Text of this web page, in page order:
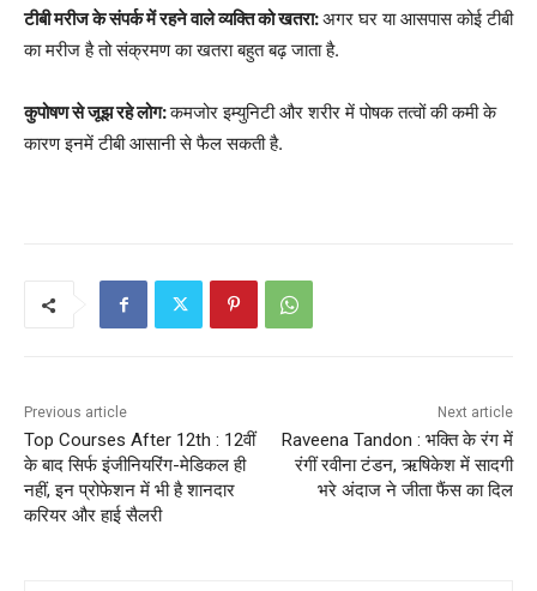
टीबी मरीज के संपर्क में रहने वाले व्यक्ति को खतरा:अगर घर या आसपास कोई टीबी
का मरीज है तो संक्रमण का खतरा बहुत बढ़ जाता है.
कुपोषण से जूझ रहे लोग:कमजोर इम्युनिटी और शरीर में पोषक तत्वों की कमी के
कारण इनमें टीबी आसानी से फैल सकती है.
Previous article
Top Courses After 12th : 12वीं
के बाद सिर्फ इंजीनियरिंग-मेडिकल ही
नहीं, इन प्रोफेशन में भी है शानदार
करियर और हाई सैलरी
Next article
Raveena Tandon : भक्ति के रंग में
रंगीं रवीना टंडन, ऋषिकेश में सादगी
भरे अंदाज ने जीता फैंस का दिल